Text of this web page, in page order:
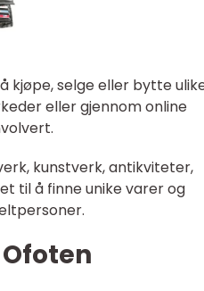
kjøpe, selge eller bytte
eller gjennom online
kunstverk, antikviteter,
til å finne unike varer og